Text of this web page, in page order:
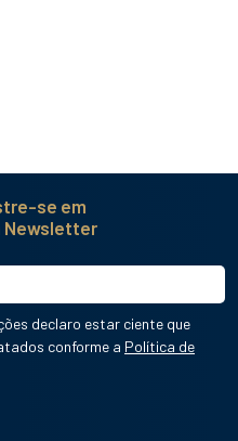
se em
Newsletter
declaro estar ciente que
conforme a Política de